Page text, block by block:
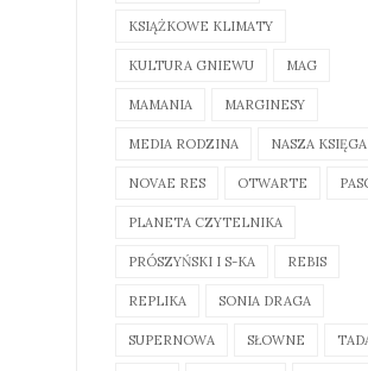
KSIĄŻKOWE KLIMATY
KULTURA GNIEWU MAG
MAMANIA MARGINESY
MEDIA RODZINA NASZA
NOVAE RES OTWARTE
PLANETA CZYTELNIKA
PRÓSZYŃSKI I S-KA REBIS
REPLIKA SONIA DRAGA
SUPERNOWA SŁOWNE